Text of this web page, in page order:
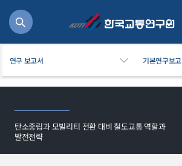
연구 보고서 기본연구보
탄소중립과 모빌리티 전환 대비 철도교통 역할과
발전전략